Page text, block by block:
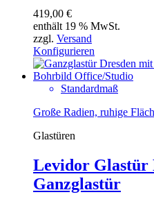
419,00 €
enthält 19 % MwSt.
zzgl. Versand
Konfigurieren
Standardmaß
Große Radien, ruhige
Glastüren
Levidor Glastür
Ganzglastür